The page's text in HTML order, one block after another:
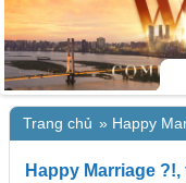
Trang chủ » Happy
Happy Marriage